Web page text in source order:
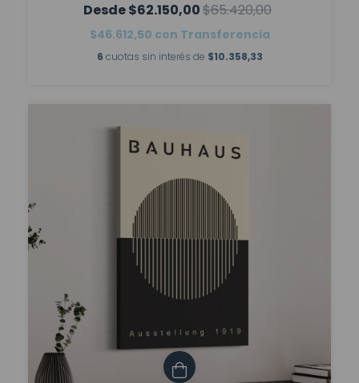
$62.150,00$65.420,00
$46.612,50 con Transferencia
6 cuotas sin interés de $10.358,33